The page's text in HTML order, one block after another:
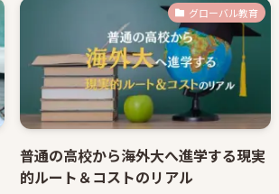
グローバル教育
普通の高校から海外大へ進学する現実
的ルート＆コストのリアル